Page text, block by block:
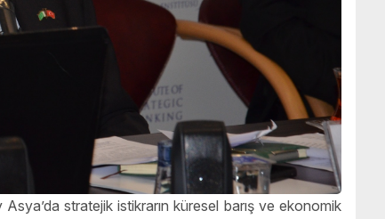
stratejik istikrarın küresel barış ve ekonomik